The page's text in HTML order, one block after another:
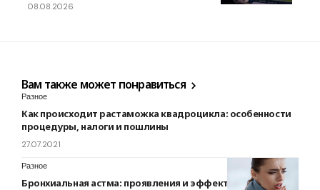
08.08.2026
Вам также может понравиться
Разное
Как происходит растаможка квадроцикла: особенности
процедуры, налоги и пошлины
27.07.2021
Разное
Бронхиальная астма: проявления и эффективное лечение